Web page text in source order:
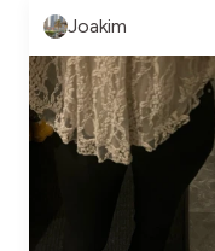
Joakim